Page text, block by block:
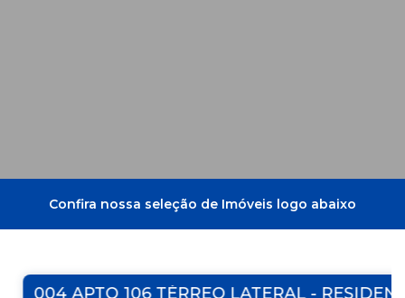
Confira nossa seleção de Imóveis logo abaixo
Destaques
004 APTO 106 TÉRREO LATERAL -